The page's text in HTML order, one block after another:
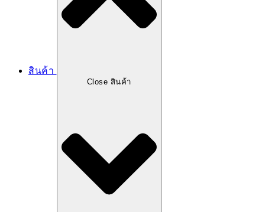
สินค้า
Close สินค้า